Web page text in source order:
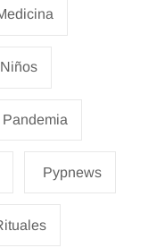
Niños
Pandemia
Pypnews